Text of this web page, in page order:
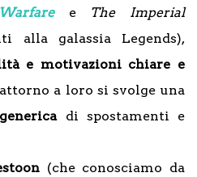
e The Imperial
alla galassia Legends),
e motivazioni chiare e
a loro si svolge una
di spostamenti e
(che conosciamo da